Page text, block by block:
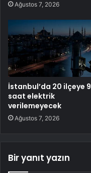
Ağustos 7, 2026
İstanbul’da 20 ilçeye 9
saat elektrik
verilemeyecek
Ağustos 7, 2026
Bir yanıt yazın